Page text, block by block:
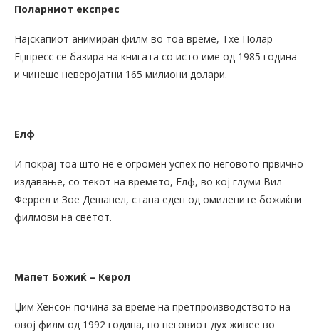
Поларниот експрес
Најскапиот анимиран филм во тоа време, Тхе Полар
Еџпресс се базира на книгата со исто име од 1985 година
и чинеше неверојатни 165 милиони долари.
Елф
И покрај тоа што не е огромен успех по неговото првично
издавање, со текот на времето, Елф, во кој глуми Вил
Феррел и Зое Дешанел, стана еден од омилените божиќни
филмови на светот.
Мапет Божиќ – Керол
Џим Хенсон почина за време на претпроизводството на
овој филм од 1992 година, но неговиот дух живее во